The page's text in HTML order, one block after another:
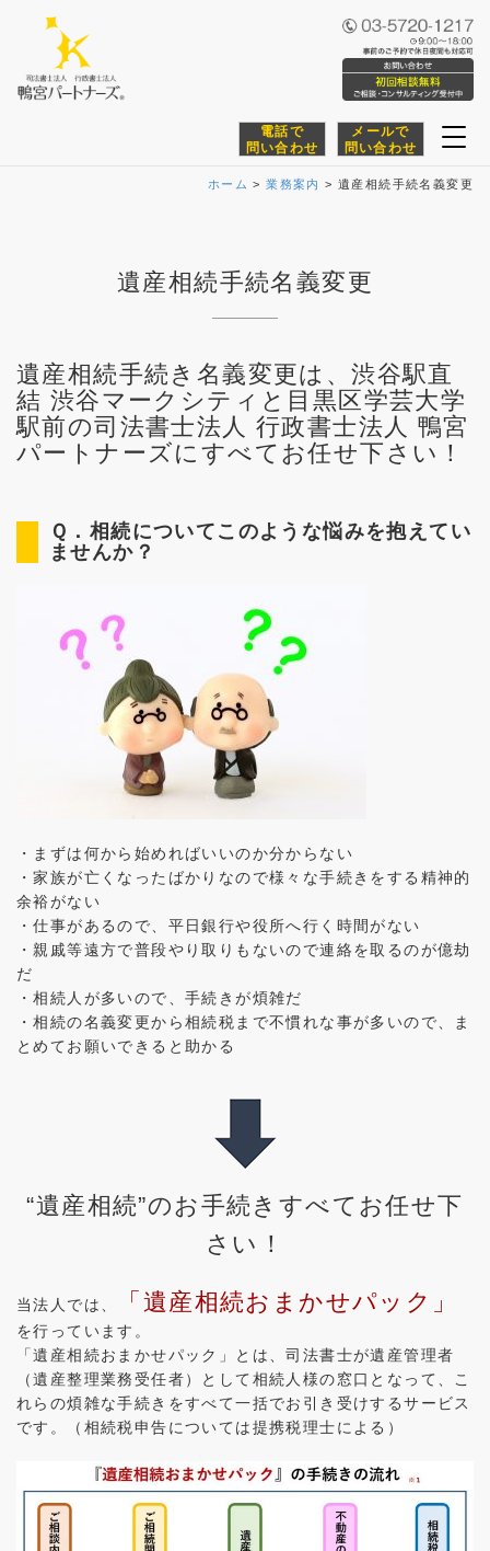
電話で
問い合わせ
メールで
問い合わせ
ホーム >業務案内 > 遺産相続手続名義変更
遺産相続手続名義変更
遺産相続手続き名義変更は、渋谷駅直
結 渋谷マークシティと目黒区学芸大学
駅前の司法書士法人 行政書士法人 鴨宮
パートナーズにすべてお任せ下さい！
Ｑ．相続についてこのような悩みを抱えてい
ませんか？
・まずは何から始めればいいのか分からない
・家族が亡くなったばかりなので様々な手続きをする精神的
余裕がない
・仕事があるので、平日銀行や役所へ行く時間がない
・親戚等遠方で普段やり取りもないので連絡を取るのが億劫
だ
・相続人が多いので、手続きが煩雑だ
・相続の名義変更から相続税まで不慣れな事が多いので、ま
とめてお願いできると助かる
“遺産相続”のお手続きすべてお任せ下
さい！
当法人では、 「遺産相続おまかせパック」
を行っています。
「遺産相続おまかせパック」とは、司法書士が遺産管理者
（遺産整理業務受任者）として相続人様の窓口となって、こ
れらの煩雑な手続きをすべて一括でお引き受けするサービス
です。（相続税申告については提携税理士による）